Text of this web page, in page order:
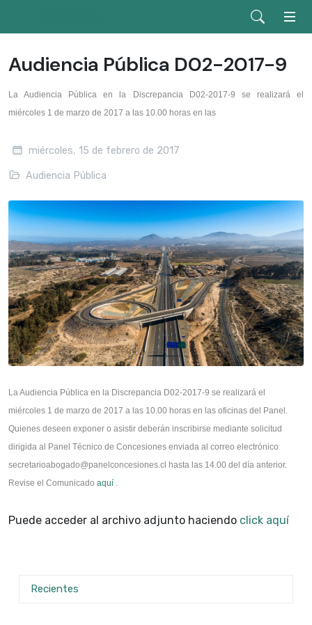
Audiencia Pública D02-2017-9
La Audiencia Pública en la Discrepancia D02-2017-9 se realizará el
miércoles 1 de marzo de 2017 a las 10.00 horas en las
miércoles, 15 de febrero de 2017
Audiencia Pública
La Audiencia Pública en la Discrepancia D02-2017-9 se realizará el
miércoles 1 de marzo de 2017 a las 10.00 horas en las oficinas del Panel.
Quienes deseen exponer o asistir deberán inscribirse mediante solicitud
dirigida al Panel Técnico de Concesiones enviada al correo electrónico
secretarioabogado@panelconcesiones.cl hasta las 14.00 del día anterior.
Revise el Comunicado aquí .
Puede acceder al archivo adjunto haciendo click aquí
Recientes